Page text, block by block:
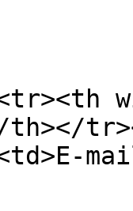
th></